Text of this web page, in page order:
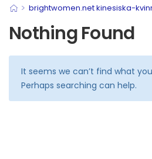
> brightwomen.net kinesiska-
Nothing Found
It seems we can’t find what
Perhaps searching can help.